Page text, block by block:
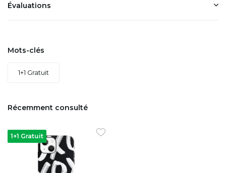
Évaluations
Mots-clés
1+1 Gratuit
Récemment consulté
1+1 Gratuit